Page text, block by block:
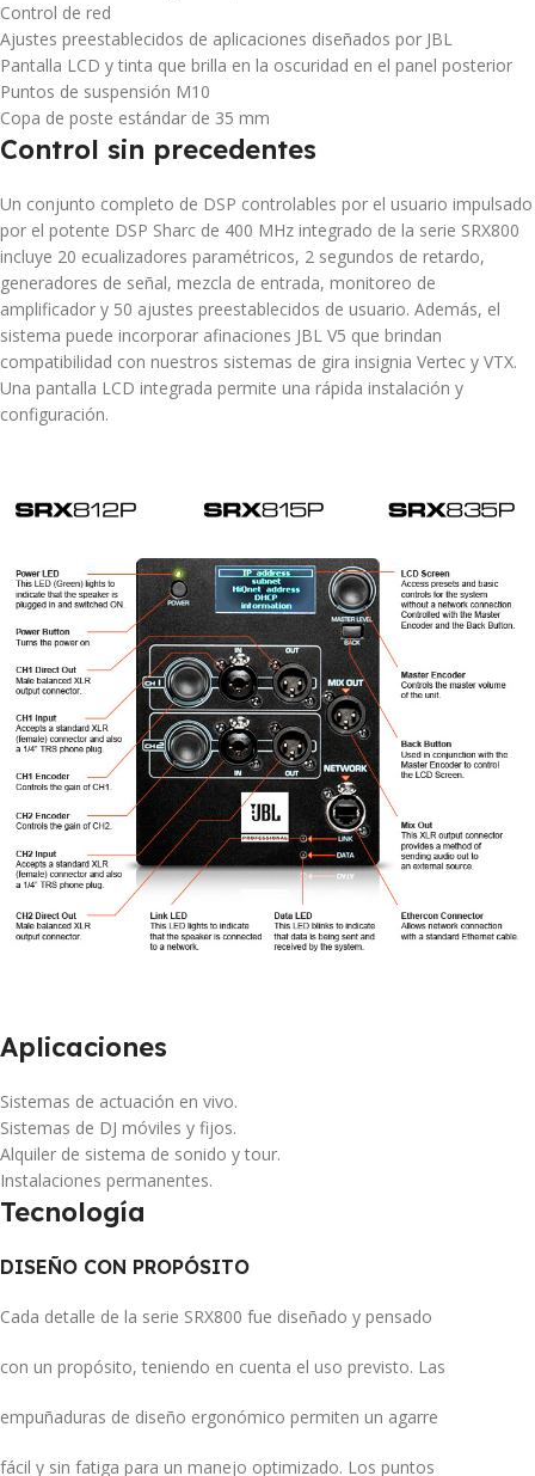
Control de red
Ajustes preestablecidos de aplicaciones diseñados por JBL
Pantalla LCD y tinta que brilla en la oscuridad en el panel posterior
Puntos de suspensión M10
Copa de poste estándar de 35 mm
Control sin precedentes
Un conjunto completo de DSP controlables por el usuario impulsado
por el potente DSP Sharc de 400 MHz integrado de la serie SRX800
incluye 20 ecualizadores paramétricos, 2 segundos de retardo,
generadores de señal, mezcla de entrada, monitoreo de
amplificador y 50 ajustes preestablecidos de usuario. Además, el
sistema puede incorporar afinaciones JBL V5 que brindan
compatibilidad con nuestros sistemas de gira insignia Vertec y VTX.
Una pantalla LCD integrada permite una rápida instalación y
configuración.
Aplicaciones
Sistemas de actuación en vivo.
Sistemas de DJ móviles y fijos.
Alquiler de sistema de sonido y tour.
Instalaciones permanentes.
Tecnología
DISEÑO CON PROPÓSITO
Cada detalle de la serie SRX800 fue diseñado y pensado
con un propósito, teniendo en cuenta el uso previsto. Las
empuñaduras de diseño ergonómico permiten un agarre
fácil y sin fatiga para un manejo optimizado. Los puntos